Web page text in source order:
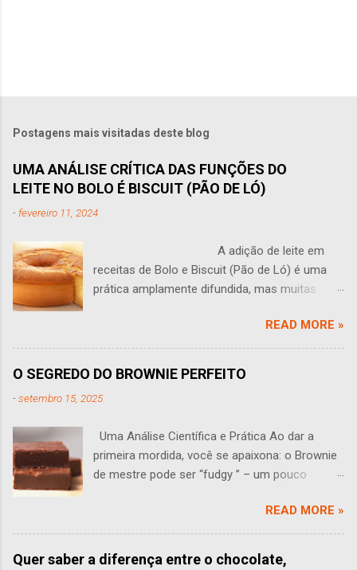
Postagens mais visitadas deste blog
UMA ANÁLISE CRÍTICA DAS FUNÇÕES DO
LEITE NO BOLO É BISCUIT (PÃO DE LÓ)
- fevereiro 11, 2024
A adição de leite em
receitas de Bolo e Biscuit (Pão de Ló) é uma
prática amplamente difundida, mas muitas
sentido em um bolo? Você às vezes se faz
perguntas como essa? Esta pergunta leva a
uma análise aprofundada do papel do leite na
traz várias propriedades que podem influenciar
sendo que seu efeito em pequenas
quantidades muitas vezes não é perceptível.
Uma das funções primárias do leite é adicionar
bolo talvez mais suculento e desenvolver uma
migalha delicada. No entanto, essa umidade
adicional também traz desafios.
READ MORE »
O SEGREDO DO BROWNIE PERFEITO
-setembro 15, 2025
Uma Análise Científica e Prática Ao dar a
primeira mordida, você se apaixona: o Brownie
de mestre pode ser “fudgy ” – um pouco
denso, aromático e irresistível. Mas como
alcançar a perfeição, e quais as diferenças
entre brownies artesanais de luxo e os
READ MORE »
Quer saber a diferença entre o chocolate,